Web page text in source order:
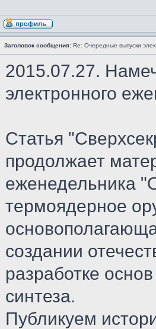
Заголовок сообщения: Re: Очередные выпуски
2015.07.27.
электронного
Статья
продолжает
еженедельника
термоядерное
создании
разработке
синтеза.
Публикуем